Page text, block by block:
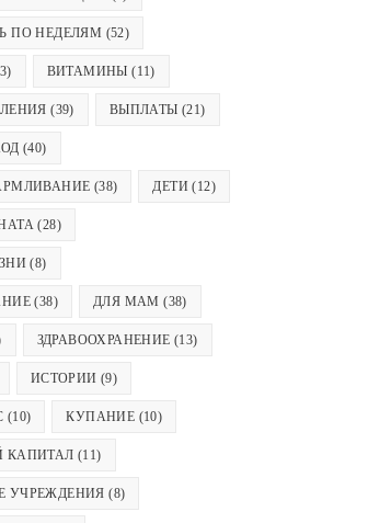
ПО НЕДЕЛЯМ (52)
ВИТАМИНЫ (11)
(39) ВЫПЛАТЫ (21)
(40)
(38) ДЕТИ (12)
(28)
(8)
(38) ДЛЯ МАМ (38)
ЗДРАВООХРАНЕНИЕ (13)
ИСТОРИИ (9)
(10) КУПАНИЕ (10)
КАПИТАЛ (11)
УЧРЕЖДЕНИЯ (8)